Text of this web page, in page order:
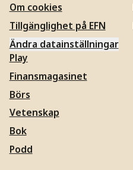
Om cookies
Tillgänglighet på EFN
Ändra datainställningar
Play
Finansmagasinet
Börs
Vetenskap
Bok
Podd